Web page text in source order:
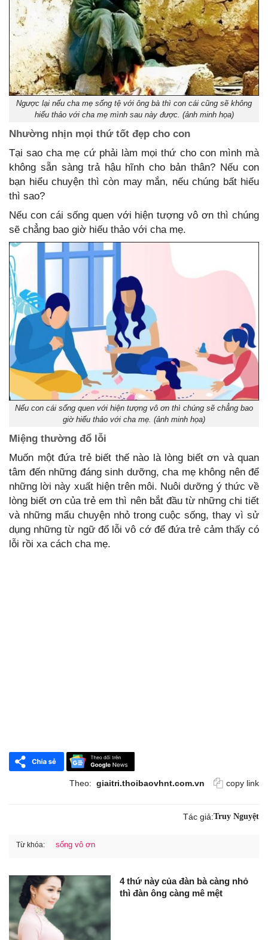
Ngược lại nếu cha mẹ sống tệ với ông bà thì con cái cũng sẽ không
hiếu thảo với cha mẹ mình sau này được. (ảnh minh họa)
Nhường nhịn mọi thứ tốt đẹp cho con
Tại sao cha mẹ cứ phải làm mọi thứ cho con mình mà
không sẵn sàng trả hậu hĩnh cho bản thân? Nếu con
bạn hiểu chuyện thì còn may mắn, nếu chúng bất hiếu
thì sao?
Nếu con cái sống quen với hiện tượng vô ơn thì chúng
sẽ chẳng bao giờ hiếu thảo với cha mẹ.
Nếu con cái sống quen với hiện tượng vô ơn thì chúng sẽ chẳng bao
giờ hiếu thảo với cha mẹ. (ảnh minh họa)
Miệng thường đổ lỗi
Muốn một đứa trẻ biết thế nào là lòng biết ơn và quan
tâm đến những đáng sinh dưỡng, cha mẹ không nên để
những lời này xuất hiện trên môi. Nuôi dưỡng ý thức về
lòng biết ơn của trẻ em thì nên bắt đầu từ những chi tiết
và những mẩu chuyện nhỏ trong cuộc sống, thay vì sử
dụng những từ ngữ đổ lỗi vô cớ để đứa trẻ cảm thấy có
lỗi rồi xa cách cha mẹ.
Theo: giaitri.thoibaovhnt.com.vn copy link
Tác giả:Truy Nguyệt
Từ khóa: sống vô ơn
4 thứ này của đàn bà càng nhỏ
thì đàn ông càng mê mệt